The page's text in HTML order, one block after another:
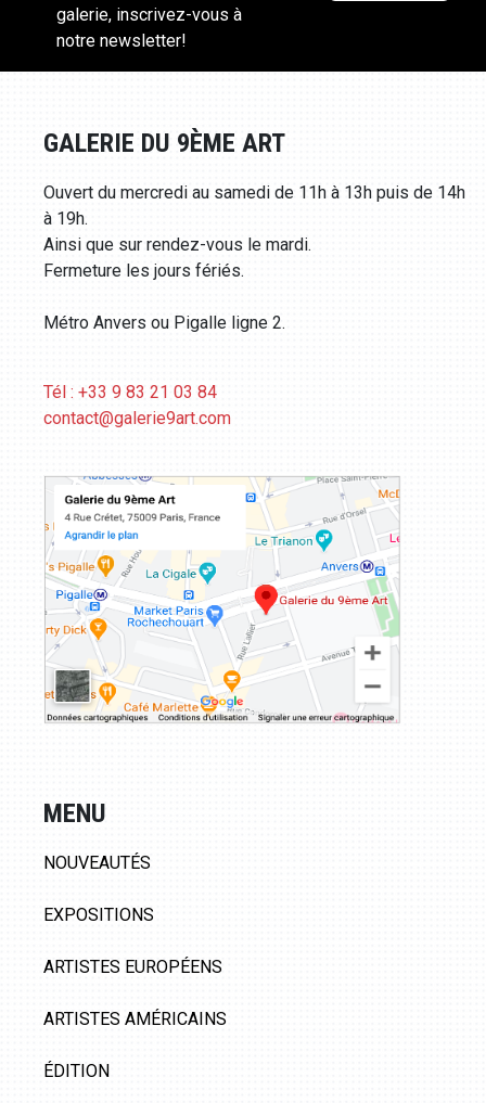
galerie, inscrivez-vous à
notre newsletter!
GALERIE DU 9ÈME ART
Ouvert du mercredi au samedi de 11h à 13h puis de 14h
à 19h.
Ainsi que sur rendez-vous le mardi.
Fermeture les jours fériés.
Métro Anvers ou Pigalle ligne 2.
Tél : +33 9 83 21 03 84
contact@galerie9art.com
MENU
NOUVEAUTÉS
EXPOSITIONS
ARTISTES EUROPÉENS
ARTISTES AMÉRICAINS
ÉDITION